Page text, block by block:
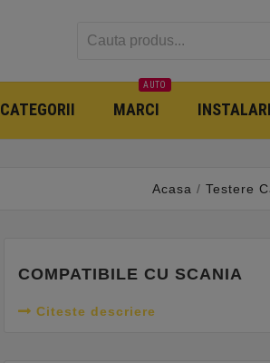
CATEGORII MARCI
AUTO
Acasa Testere
COMPATIBILE CU SCANIA
Citeste descriere